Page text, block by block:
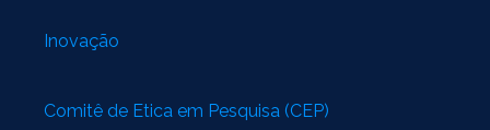
Inovação
Comitê de Ética em Pesquisa (CEP)